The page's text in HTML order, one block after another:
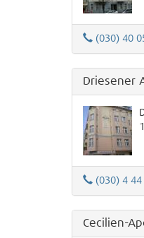
(030) 40
Driesener
(030) 4 44
Cecilien-